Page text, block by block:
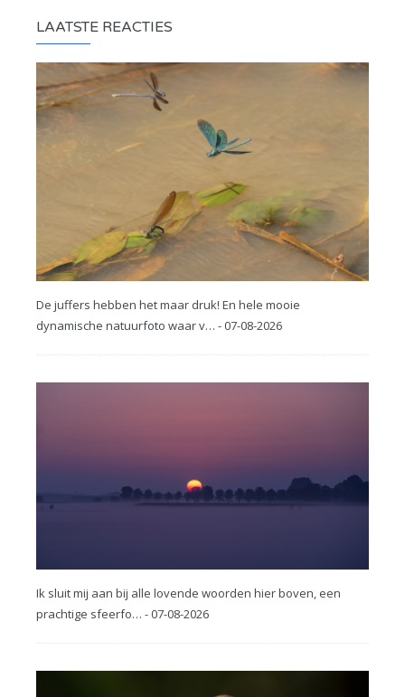
LAATSTE REACTIES
De juffers hebben het maar druk! En hele mooie
dynamische natuurfoto waar v… - 07-08-2026
Ik sluit mij aan bij alle lovende woorden hier boven, een
prachtige sfeerfo… - 07-08-2026